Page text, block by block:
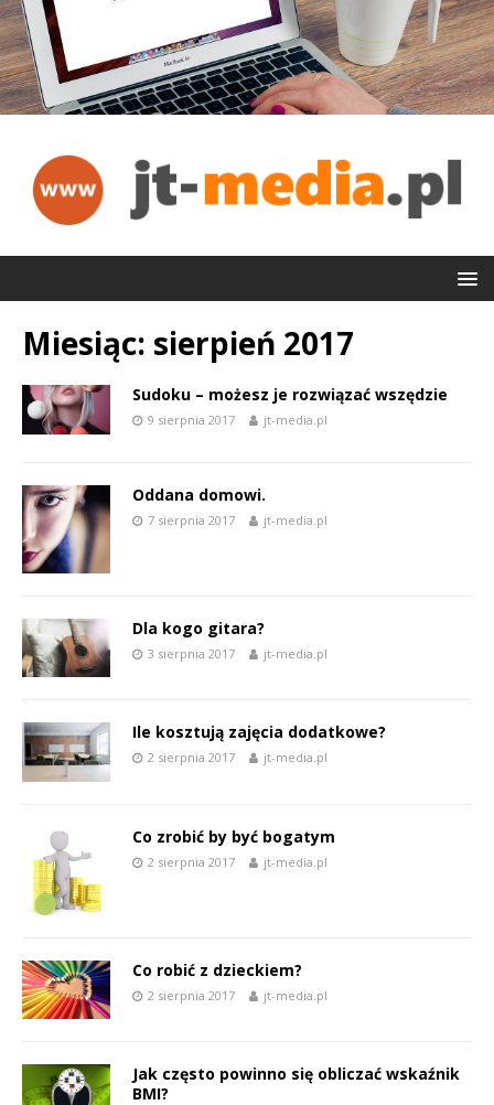
Miesiąc: sierpień 2017
Sudoku – możesz je rozwiązać wszędzie
9 sierpnia 2017 jt-media.pl
Oddana domowi.
7 sierpnia 2017 jt-media.pl
Dla kogo gitara?
3 sierpnia 2017 jt-media.pl
Ile kosztują zajęcia dodatkowe?
2 sierpnia 2017 jt-media.pl
Co zrobić by być bogatym
2 sierpnia 2017 jt-media.pl
Co robić z dzieckiem?
2 sierpnia 2017 jt-media.pl
Jak często powinno się obliczać wskaźnik
BMI?